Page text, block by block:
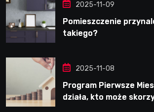
2025-11-09
Pomieszczenie
takiego?
2025-11-08
Program Pierwsze
działa, kto może